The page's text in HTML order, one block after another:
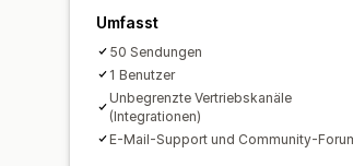
Umfasst
50 Sendungen
1 Benutzer
Unbegrenzte Vertriebskanäle
(Integrationen)
E-Mail-Support und Community-